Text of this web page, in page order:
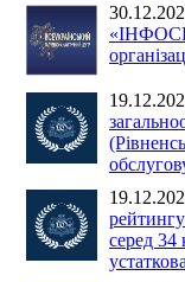
серед 34